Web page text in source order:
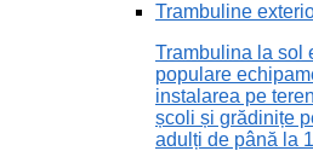
Trambuline
Trambulina la sol
populare
instalarea pe
școli și grădinițe
adulți de până la